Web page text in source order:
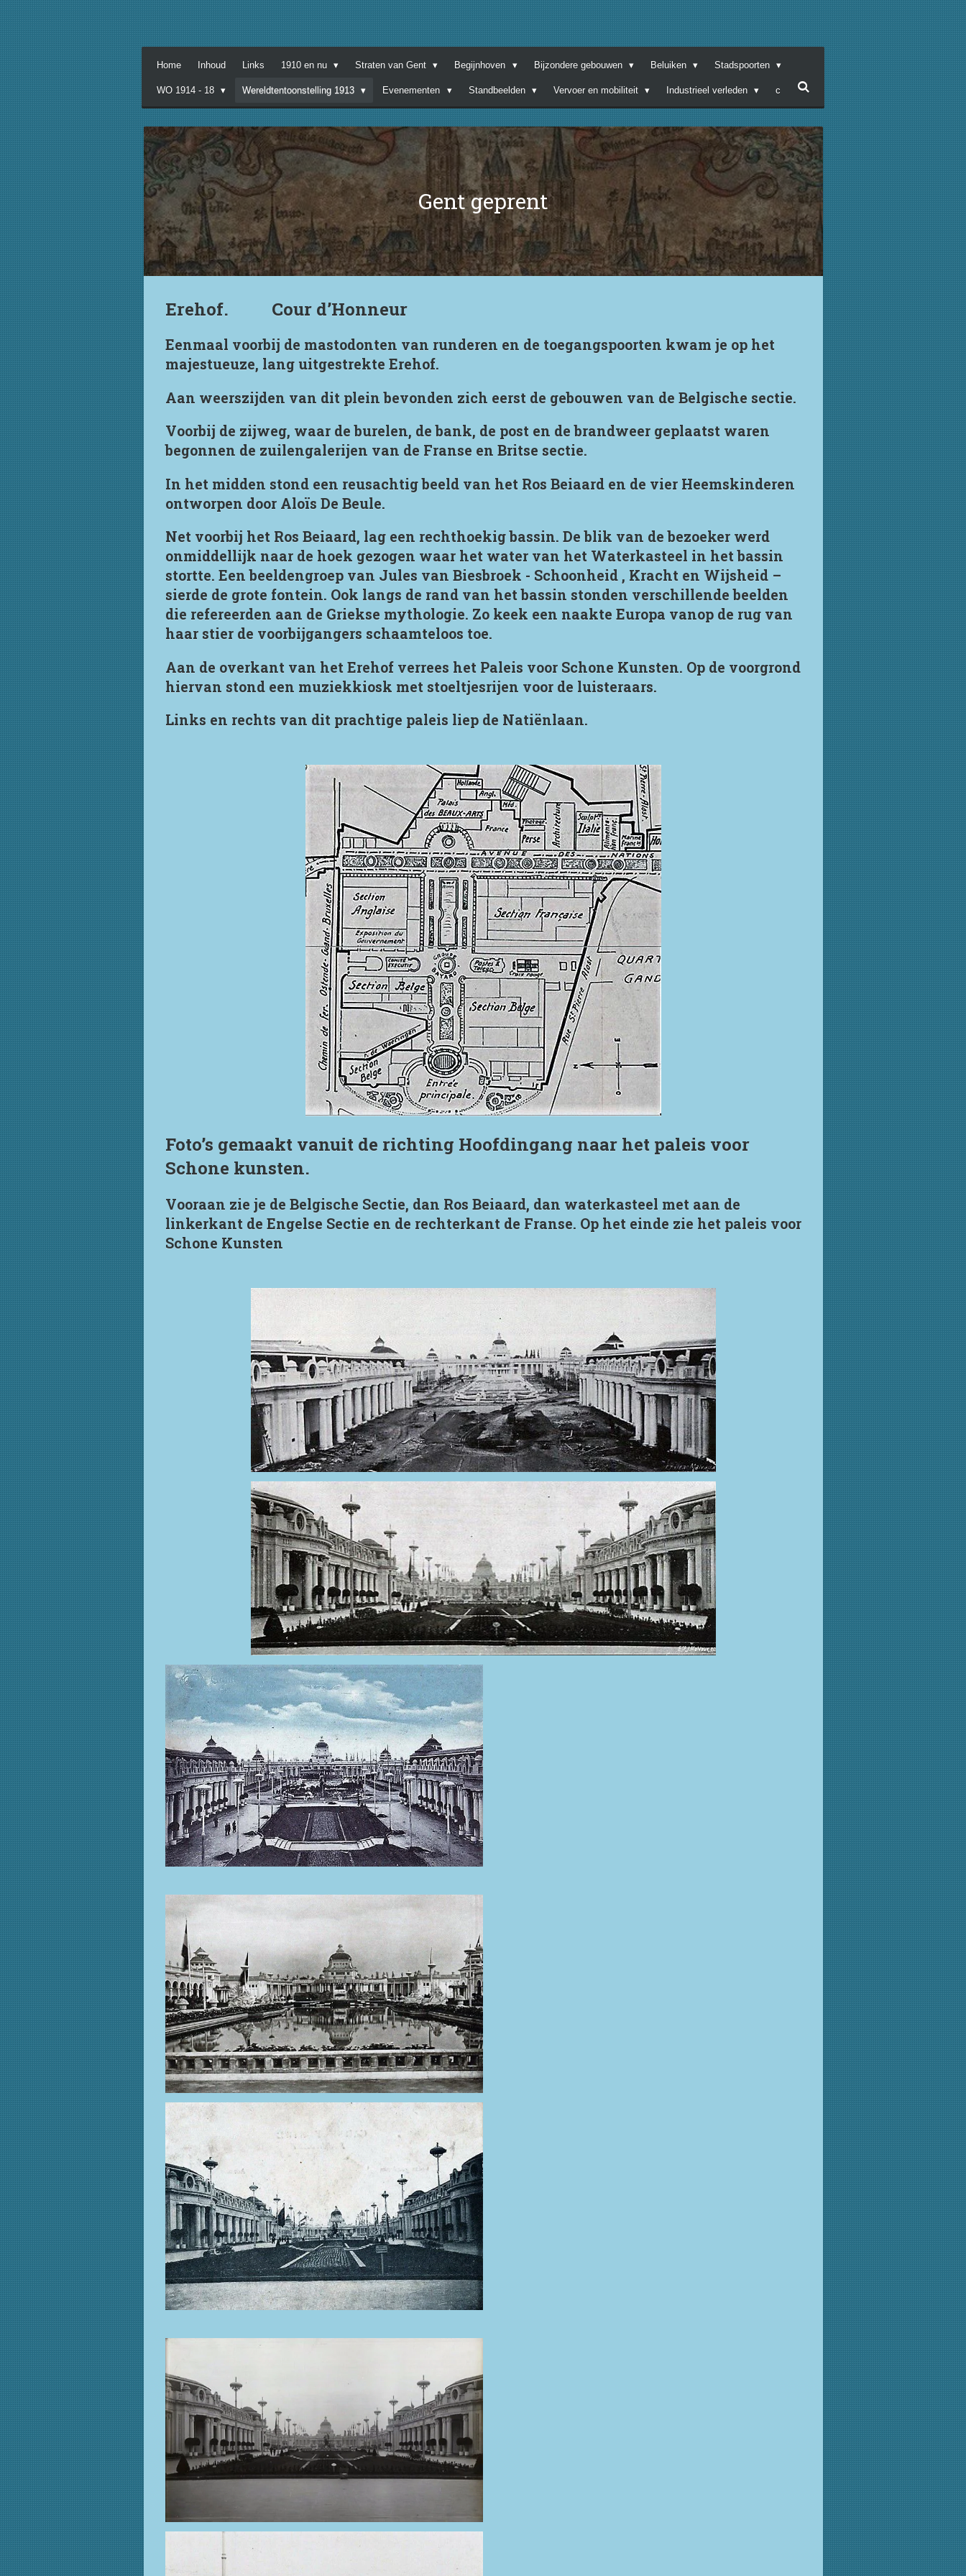
Home Inhoud Links 1910 en nu Straten van Gent Begijnhoven Bijzondere gebouwen Beluiken Stadspoorten
WO 1914 - 18 Wereldtentoonstelling 1913 Evenementen Standbeelden Vervoer en mobiliteit Industrieel verleden c
Gent geprent
Erehof. Cour d’Honneur
Eenmaal voorbij de mastodonten van runderen en de toegangspoorten kwam je op het
majestueuze, lang uitgestrekte Erehof.
Aan weerszijden van dit plein bevonden zich eerst de gebouwen van de Belgische sectie.
Voorbij de zijweg, waar de burelen, de bank, de post en de brandweer geplaatst waren
begonnen de zuilengalerijen van de Franse en Britse sectie.
In het midden stond een reusachtig beeld van het Ros Beiaard en de vier Heemskinderen
ontworpen door Aloïs De Beule.
Net voorbij het Ros Beiaard, lag een rechthoekig bassin. De blik van de bezoeker werd
onmiddellijk naar de hoek gezogen waar het water van het Waterkasteel in het bassin
stortte. Een beeldengroep van Jules van Biesbroek - Schoonheid , Kracht en Wijsheid –
sierde de grote fontein. Ook langs de rand van het bassin stonden verschillende beelden
die refereerden aan de Griekse mythologie. Zo keek een naakte Europa vanop de rug van
haar stier de voorbijgangers schaamteloos toe.
Aan de overkant van het Erehof verrees het Paleis voor Schone Kunsten. Op de voorgrond
hiervan stond een muziekkiosk met stoeltjesrijen voor de luisteraars.
Links en rechts van dit prachtige paleis liep de Natiënlaan.
Foto’s gemaakt vanuit de richting Hoofdingang naar het paleis voor
Schone kunsten.
Vooraan zie je de Belgische Sectie, dan Ros Beiaard, dan waterkasteel met aan de
linkerkant de Engelse Sectie en de rechterkant de Franse. Op het einde zie het paleis voor
Schone Kunsten